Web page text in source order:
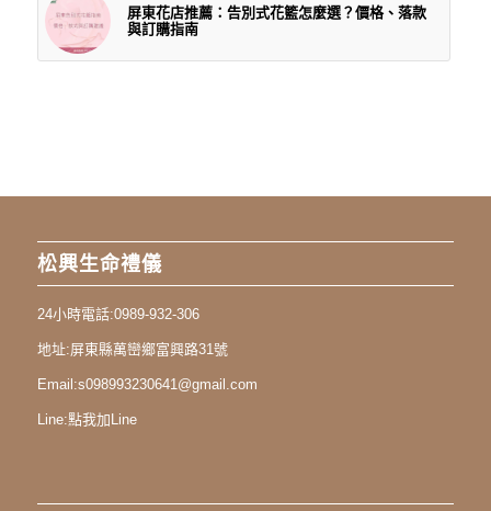
屏東花店推薦：告別式花籃怎麼選？價格、落款
與訂購指南
松興生命禮儀
24小時電話:0989-932-306
地址:屏東縣萬巒鄉富興路31號
Email:s098993230641@gmail.com
Line:點我加Line